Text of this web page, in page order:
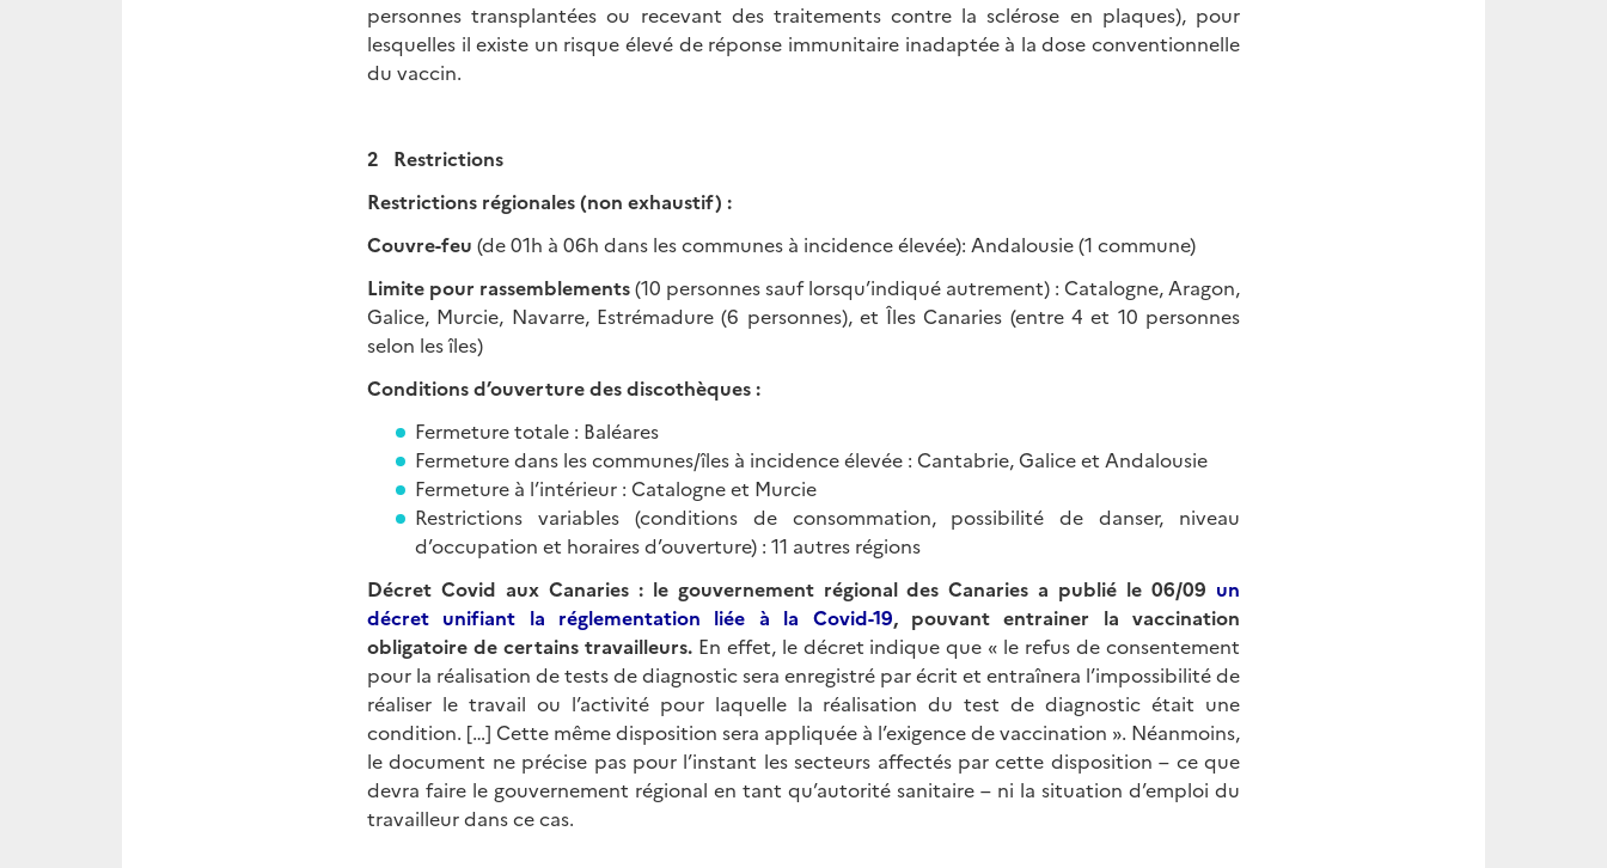
personnes transplantées ou recevant des traitements contre la sclérose en plaques), pour
lesquelles il existe un risque élevé de réponse immunitaire inadaptée à la dose conventionnelle
du vaccin.
2 Restrictions
Restrictions régionales (non exhaustif) :
Couvre-feu (de 01h à 06h dans les communes à incidence élevée): Andalousie (1 commune)
Limite pour rassemblements(10 personnes sauf lorsqu’indiqué autrement) : Catalogne, Aragon,
Galice, Murcie, Navarre, Estrémadure (6 personnes), et Îles Canaries (entre 4 et 10 personnes
selon les îles)
Conditions d’ouverture des discothèques :
Fermeture totale : Baléares
Fermeture dans les communes/îles à incidence élevée : Cantabrie, Galice et Andalousie
Fermeture à l’intérieur : Catalogne et Murcie
Restrictions variables (conditions de consommation, possibilité de danser, niveau
d’occupation et horaires d’ouverture) : 11 autres régions
Décret Covid aux Canaries :le gouvernement régional des Canaries a publié le 06/09 un
décret unifiant la réglementation liée à la Covid-19, pouvant entrainer la vaccination
obligatoire de certains travailleurs.En effet, le décret indique que « le refus de consentement
pour la réalisation de tests de diagnostic sera enregistré par écrit et entraînera l’impossibilité de
réaliser le travail ou l’activité pour laquelle la réalisation du test de diagnostic était une
condition. […] Cette même disposition sera appliquée à l’exigence de vaccination ». Néanmoins,
le document ne précise pas pour l’instant les secteurs affectés par cette disposition – ce que
devra faire le gouvernement régional en tant qu’autorité sanitaire – ni la situation d’emploi du
travailleur dans ce cas.